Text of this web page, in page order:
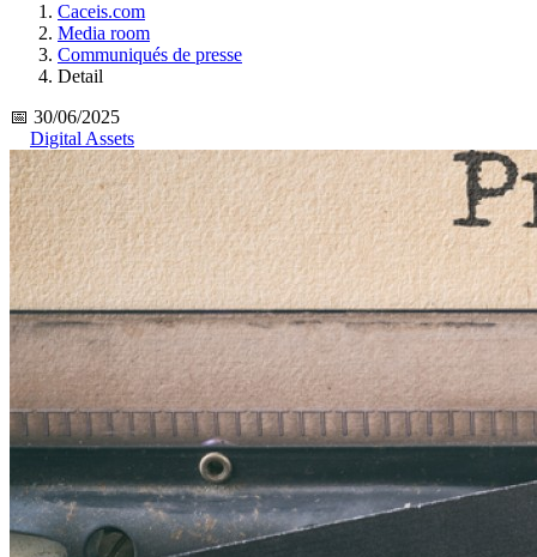
Caceis.com
Media room
Communiqués de presse
Detail
📅 30/06/2025
Digital Assets